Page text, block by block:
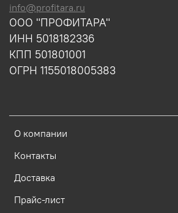
О компании
Контакты
Доставка
Прайс-лист
info@profitara.ru
ООО "ПРОФИТАРА"
ИНН 5018182336
КПП 501801001
ОГРН 1155018005383